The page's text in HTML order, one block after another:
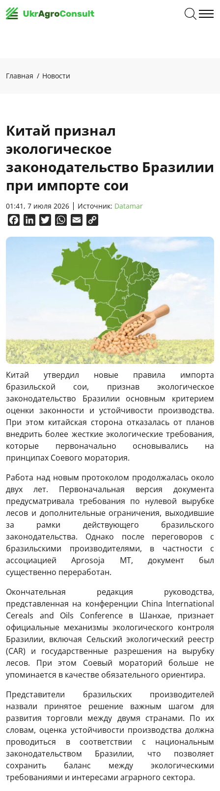
Главная Новости
Китай признал
экологическое
законодательство Бразилии
при импорте сои
01:41, 7 июля 2026 Источник: Datamar
FacebookLinkedInTwitterWhatsApp
Email
Китай утвердил новые правила импорта
бразильской сои, признав экологическое
законодательство Бразилии основным критерием
оценки законности и устойчивости производства.
При этом китайская сторона отказалась от планов
внедрить более жесткие экологические требования,
которые первоначально основывались на
принципах Соевого моратория.
Работа над новым протоколом продолжалась около
двух лет. Первоначальная версия документа
предусматривала требования по нулевой вырубке
лесов и дополнительные ограничения, выходившие
за рамки действующего бразильского
законодательства. Однако после переговоров с
бразильскими производителями, в частности с
ассоциацией Aprosoja MT, документ был
существенно переработан.
Окончательная редакция руководства,
представленная на конференции China International
Cereals and Oils Conference в Шанхае, признает
официальные механизмы экологического контроля
Бразилии, включая Сельский экологический реестр
(CAR) и государственные разрешения на вырубку
лесов. При этом Соевый мораторий больше не
упоминается в качестве обязательного ориентира.
Представители бразильских производителей
назвали принятое решение важным шагом для
развития торговли между двумя странами. По их
словам, оценка устойчивости производства должна
проводиться в соответствии с национальным
законодательством Бразилии, что позволяет
сохранить баланс между экологическими
требованиями и интересами аграрного сектора.